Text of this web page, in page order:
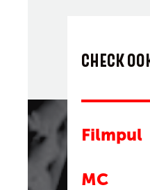
CHECK
Filmpul
MC